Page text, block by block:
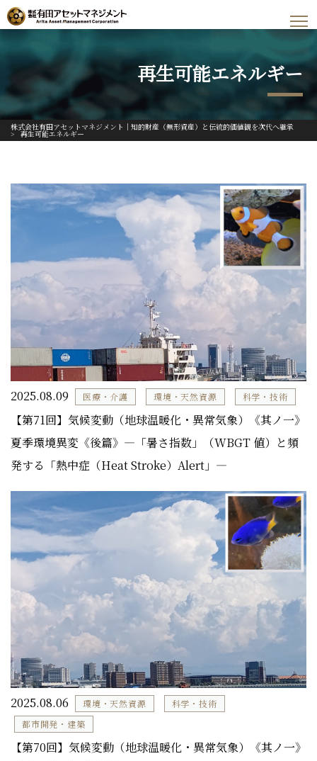
再生可能エネルギー
株式会社有田アセットマネジメント｜知的財産（無形資産）と伝統的価値観を次代へ継承
> 再生可能エネルギー
2025.08.09 医療・介護 環境・天然資源 科学・技術
【第71回】気候変動（地球温暖化・異常気象）《其ノ一》
夏季環境異変《後篇》―「暑さ指数」（WBGT 値）と頻
発する「熱中症（Heat Stroke）Alert」―
2025.08.06 環境・天然資源
科学・技術
都市開発・建築
【第70回】気候変動（地球温暖化・異常気象）《其ノ一》